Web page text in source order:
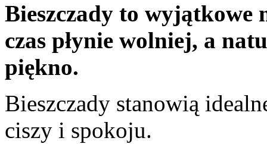
Bieszczady to wyjątkowe
czas płynie wolniej, a
piękno.
Bieszczady stanowią
ciszy i spokoju.